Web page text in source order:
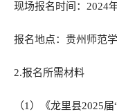
现场报名时间：2024
报名地点：贵州师范学
2.报名所需材料
（1）《龙里县2025